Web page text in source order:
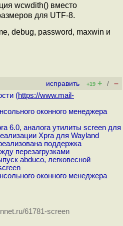
wcwdith() вместо
для UTF-8.
debug, password, maxwin и
исправить +19 + / –
(https://www.mail-
оконного менеджера
6.0, аналога утилиты screen для
Xpra для Wayland
поддержка
перезагрузками
abduco, легковесной
оконного менеджера
61781-screen